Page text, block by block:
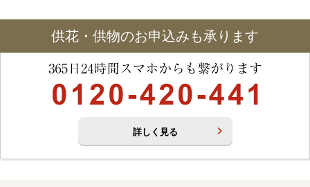
供花・供物のお申込みも承ります
詳しく見る